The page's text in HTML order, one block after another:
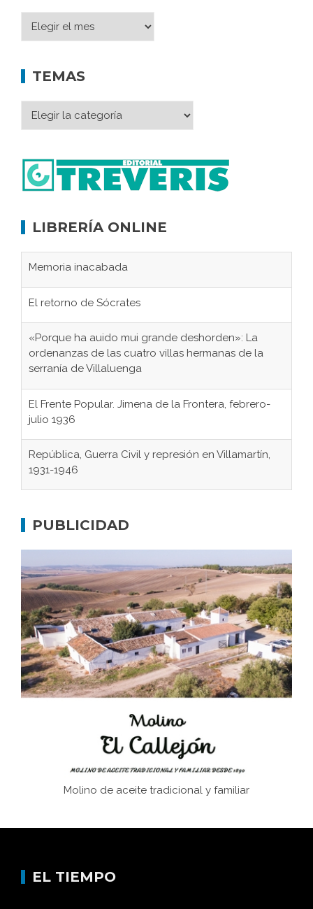
TEMAS
LIBRERÍA ONLINE
Memoria inacabada
El retorno de Sócrates
«Porque ha auido mui grande deshorden»: La
ordenanzas de las cuatro villas hermanas de la
serranía de Villaluenga
El Frente Popular. Jimena de la Frontera, febrero-
julio 1936
República, Guerra Civil y represión en Villamartín,
1931-1946
concentración nazis
Bornos
El Frente Popular. Ubrique, febrero-julio 1936
Juntar las letras. La alfabetización en el campo: del
afán de saber a la autogestión
Historia y vivencias del poblado de Los Hurones
PUBLICIDAD
Molino de aceite tradicional y familiar
EL TIEMPO